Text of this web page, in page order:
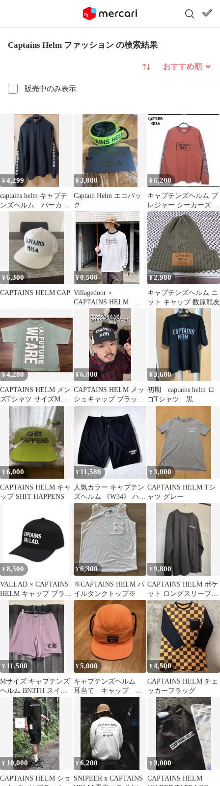
Captains Helm ファッション の検索結果
販売中のみ表示
並び替え
¥4,299
captains helm キャプテ
ンズヘルム パーカ
¥3,000
Captain Helm エコバッ
ク
¥ 6,200
キャプテンズヘルム プ
レジャー シーカーズ ロ
ングスリーブ M
¥6,300
CAPTAINS HELM CAP
¥8,500
Villagedoor ×
CAPTAINS HELM
#SUN-GUARD
¥2,980
キャプテンズヘルム ニ
ット キャップ 数原龍友
¥4,280
CAPTAINS HELM メン
ズTシャツ サイズM新
品未使用品
¥6,800
CAPTAINS HELM メッ
シュキャップ ブラック
ホワイト
¥3,600
初期 captains helm ロ
ゴTシャツ 黒
¥6,000
CAPTAINS HELM キャ
ップ SHIT HAPPENS
¥ 11,580
人気カラー キャプテン
ズヘルム 《W34》 ハー
フパンツ 水陸両用 サー
¥3,000
CAPTAINS HELM Tシ
ャツ グレー
¥ 8,500
VALLAD × CAPTAINS
HELM キャップ ブラッ
¥6,300
※CAPTAINS HELM パ
イルタンクトップ※
¥9,800
CAPTAINS HELM ポケ
ット ロングスリーブT
シャツ
¥ 11,500
Mサイズ キャプテンズ
ヘルム BN3TH スイム
ショーツ ハーフパンツ
¥5,000
キャプテンズヘルム
耳当て キャップ ボ
¥4,500
CAPTAINS HELM チェ
ッカーフラッグ
¥ 10,000
CAPTAINS HELM ショ
¥6,200
SNIPEER x CAPTAINS
¥9,000
CAPTAINS HELM